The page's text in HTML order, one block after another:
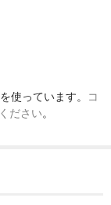
使っています。
コ
ださい。